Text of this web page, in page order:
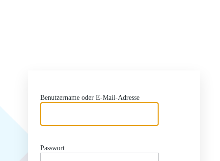
Benutzername oder E-Mail-Adresse
Passwort